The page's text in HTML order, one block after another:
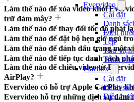
Evervideo
Cài đặt
Danh
Điều
Tệp
Thư viện
Trình
Flacbox
Cài đặt
Danh
Điều
Làm thế nào để xóa video khỏi
trữ đám mây?
Làm thế nào để thay đổi tốc độ phát
Làm thế nào để đặt bộ hẹn giờ ngủ
Làm thế nào để đánh dấu trang một
Làm thế nào để tiếp tục danh sách
Làm thế nào để chiếu video từ
AirPlay?
Evervideo có hỗ trợ Apple CarPlay
Evervideo hỗ trợ những dịch vụ đám